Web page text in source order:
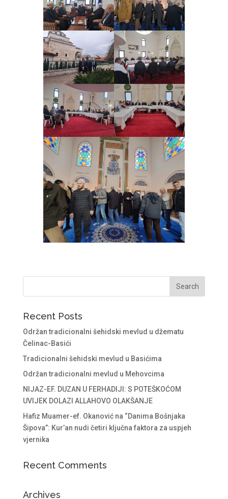
Recent Posts
Održan tradicionalni šehidski mevlud u džematu
Čelinac-Basići
Tradicionalni šehidski mevlud u Basićima
Održan tradicionalni mevlud u Mehovcima
NIJAZ-EF. DUZAN U FERHADIJI: S POTEŠKOĆOM
UVIJEK DOLAZI ALLAHOVO OLAKŠANJE
Hafiz Muamer-ef. Okanović na “Danima Bošnjaka
Šipova”: Kur’an nudi četiri ključna faktora za uspjeh
vjernika
Recent Comments
Archives